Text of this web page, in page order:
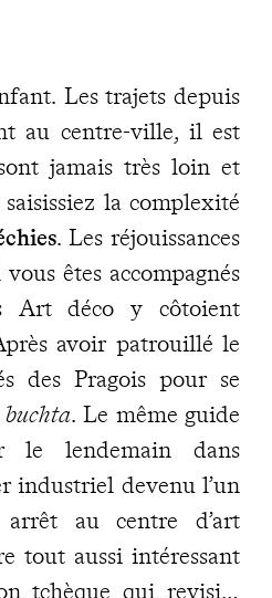
Les trajets depuis
au centre-ville, il est
jamais très loin et
la complexité
. Les réjouissances
êtes accompagnés
Art déco y côtoient
avoir patrouillé le
des Pragois pour se
buchta. Le même guide
le lendemain dans
industriel devenu l’un
au centre d’art
tout aussi intéressant
tchèque qui revisite